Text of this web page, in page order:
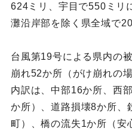
624ミリ、宇目で550ミリ
灘沿岸部を除く県全域で
台風第19号による県内の
崩れ52か所（がけ崩れの
内訳は、中部16か所、西
か所）、道路損壊8か所、
町）、橋の流失1か所（安